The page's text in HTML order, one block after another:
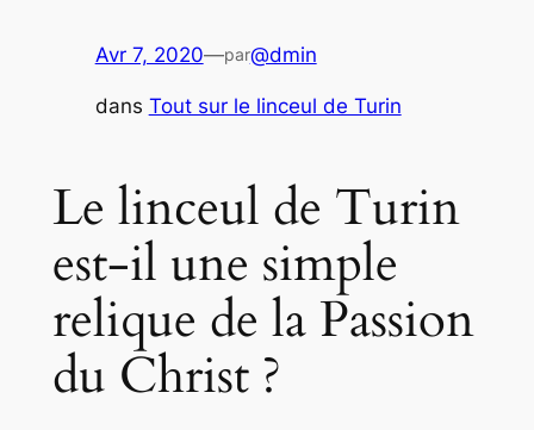
Avr 7, 2020—par@dmin
dans Tout sur le linceul de Turin
Le linceul de Turin
est-il une simple
relique de la Passion
du Christ ?